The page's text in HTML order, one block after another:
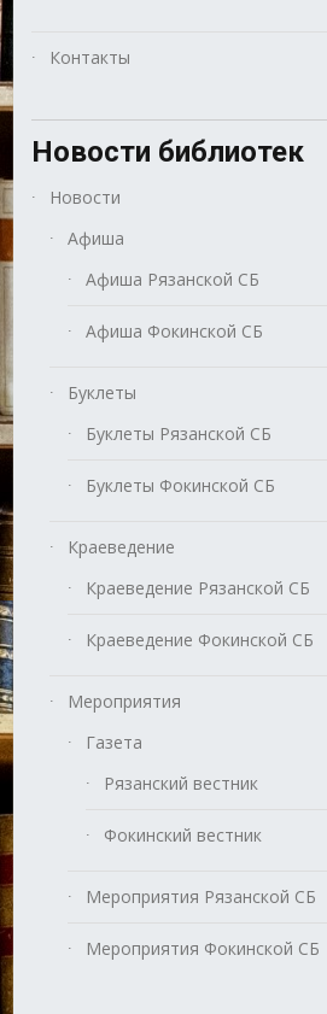
Контакты
Новости библиотек
Новости
Афиша
Афиша Рязанской СБ
Афиша Фокинской СБ
Буклеты
Буклеты Рязанской СБ
Буклеты Фокинской СБ
Краеведение
Краеведение Рязанской СБ
Краеведение Фокинской СБ
Мероприятия
Газета
Рязанский вестник
Фокинский вестник
Мероприятия Рязанской СБ
Мероприятия Фокинской СБ